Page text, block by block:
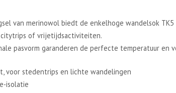
van merinowol biedt de enkelhoge wandelsok
of vrijetijdsactiviteiten.
pasvorm garanderen de perfecte temperatuur en
voor stedentrips en lichte wandelingen
isolatie